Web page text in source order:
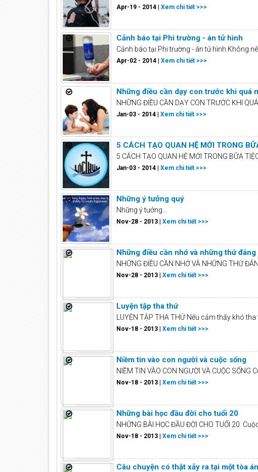
Apr-19 - 2014 | Xem chi tiết >>>
Cảnh báo tại Phi trường - án tử hình
Cảnh báo tại Phi trường - án tử hình Không
Apr-02 - 2014 | Xem chi tiết >>>
Những điều cần dạy con trước khi quá
NHỮNG ĐIỀU CẦN DẠY CON TRƯỚC KHI
Jan-03 - 2014 | Xem chi tiết >>>
5 CÁCH TẠO QUAN HỆ MỚI TRONG
5 CÁCH TẠO QUAN HỆ MỚI TRONG BỮA
Jan-03 - 2014 | Xem chi tiết >>>
Những ý tưởng quý
Những ý tưởng...
Nov-28 - 2013 | Xem chi tiết >>>
Những điều cần nhớ và những thứ đáng
NHỮNG ĐIỀU CẦN NHỚ VÀ NHỮNG THỨ
Nov-28 - 2013 | Xem chi tiết >>>
Luyện tập tha thứ
LUYỆN TẬP THA THỨ Nếu cảm thấy khó
Nov-18 - 2013 | Xem chi tiết >>>
Niềm tin vào con người và cuộc sống
NIỀM TIN VÀO CON NGƯỜI VÀ CUỘC
Nov-18 - 2013 | Xem chi tiết >>>
Những bài học đầu đời cho tuổi 20
NHỮNG BÀI HỌC ĐẦU ĐỜI CHO TUỔI 20
Nov-18 - 2013 | Xem chi tiết >>>
Câu chuyện có thật xảy ra tại một tòa